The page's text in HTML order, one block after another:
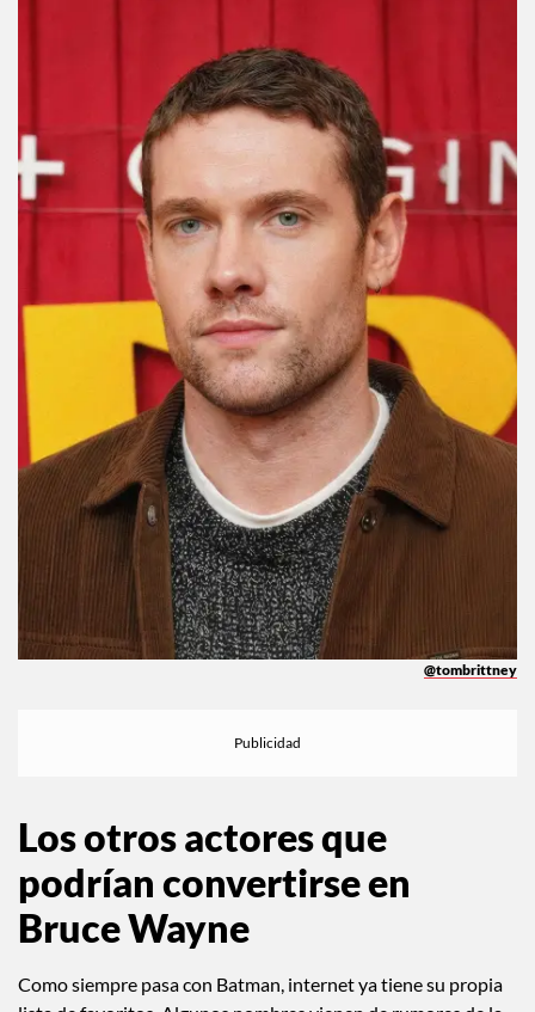
@tombrittney
Los otros actores que
podrían convertirse en
Bruce Wayne
Como siempre pasa con Batman, internet ya tiene su propia